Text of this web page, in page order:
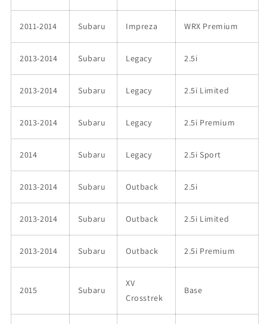
2011-2014 Subaru Impreza WRX Premium
2013-2014 Subaru Legacy 2.5i
2013-2014 Subaru Legacy 2.5i Limited
2013-2014 Subaru Legacy 2.5i Premium
2014 Subaru Legacy 2.5i Sport
2013-2014 Subaru Outback 2.5i
2013-2014 Subaru Outback 2.5i Limited
2013-2014 Subaru Outback 2.5i Premium
2015 Subaru
XV
Crosstrek
Base